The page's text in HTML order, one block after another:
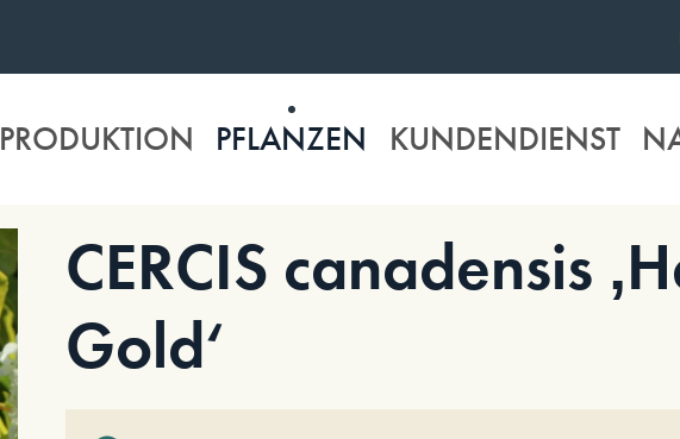
PRODUKTION PFLANZEN KUNDENDIENST
CERCIS canadensis
Gold‘